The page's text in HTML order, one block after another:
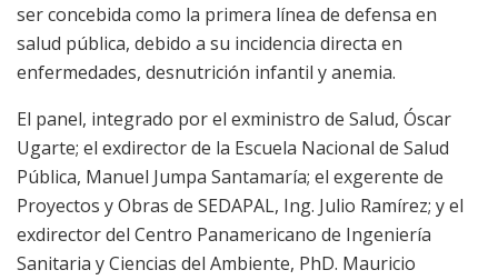
ser concebida como la primera línea de defensa en
salud pública, debido a su incidencia directa en
enfermedades, desnutrición infantil y anemia.
El panel, integrado por el exministro de Salud, Óscar
Ugarte; el exdirector de la Escuela Nacional de Salud
Pública, Manuel Jumpa Santamaría; el exgerente de
Proyectos y Obras de SEDAPAL, Ing. Julio Ramírez; y el
exdirector del Centro Panamericano de Ingeniería
Sanitaria y Ciencias del Ambiente, PhD. Mauricio